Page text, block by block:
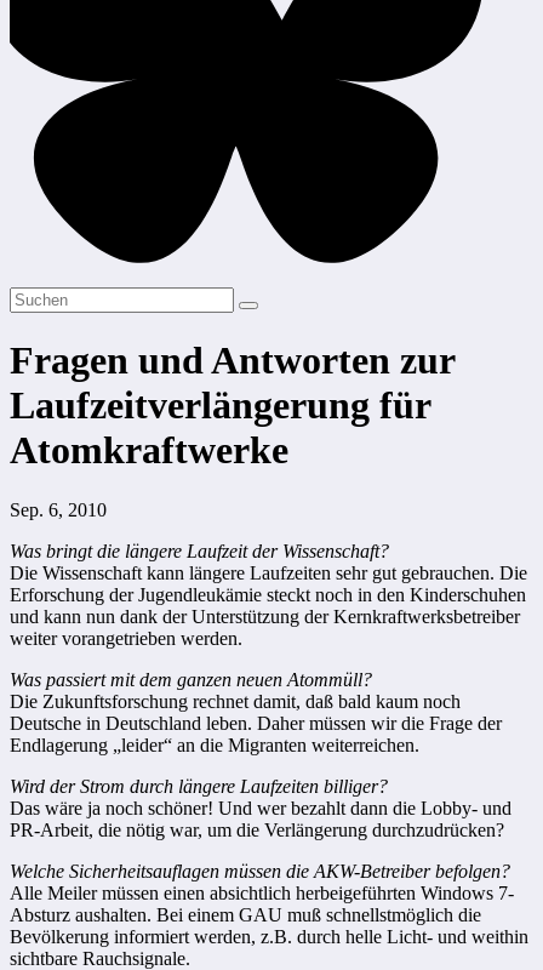
Fragen und Antworten zur
Laufzeitverlängerung für
Atomkraftwerke
Sep. 6, 2010
Was bringt die längere Laufzeit der Wissenschaft?
Die Wissenschaft kann längere Laufzeiten sehr gut gebrauchen. Die
Erforschung der Jugendleukämie steckt noch in den Kinderschuhen
und kann nun dank der Unterstützung der Kernkraftwerksbetreiber
weiter vorangetrieben werden.
Was passiert mit dem ganzen neuen Atommüll?
Die Zukunftsforschung rechnet damit, daß bald kaum noch
Deutsche in Deutschland leben. Daher müssen wir die Frage der
Endlagerung „leider“ an die Migranten weiterreichen.
Wird der Strom durch längere Laufzeiten billiger?
Das wäre ja noch schöner! Und wer bezahlt dann die Lobby- und
PR-Arbeit, die nötig war, um die Verlängerung durchzudrücken?
Welche Sicherheitsauflagen müssen die AKW-Betreiber befolgen?
Alle Meiler müssen einen absichtlich herbeigeführten Windows 7-
Absturz aushalten. Bei einem GAU muß schnellstmöglich die
Bevölkerung informiert werden, z.B. durch helle Licht- und weithin
sichtbare Rauchsignale.